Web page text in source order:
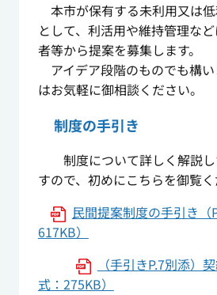
本市が保有する未利用又は
として、利活用や維持管理な
者等から提案を募集します。
アイデア段階のものでも構
はお気軽に御相談ください。
制度の手引き
制度について詳しく解説し
すので、初めにこちらを御覧く
民間提案制度の手引き（
617KB）
（手引きP.7別添）
式：275KB）